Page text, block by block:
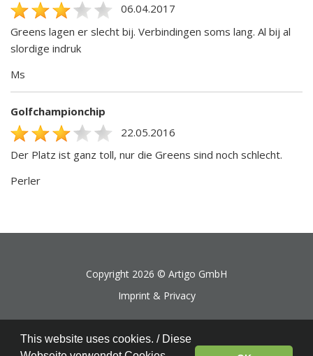
06.04.2017
Greens lagen er slecht bij. Verbindingen soms lang. Al bij al
slordige indruk
Ms
Golfchampionchip
22.05.2016
Der Platz ist ganz toll, nur die Greens sind noch schlecht.
Perler
Copyright 2026 © Artigo GmbH
Imprint & Privacy
This website uses cookies. / Diese